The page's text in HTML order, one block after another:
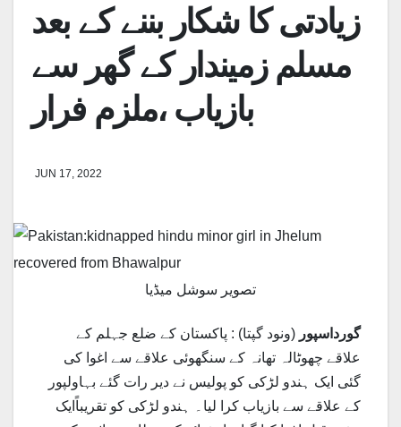
زیادتی کا شکار بننے کے بعد
مسلم زمیندار کے گھر سے
بازیاب ،ملزم فرار
JUN 17, 2022
تصویر سوشل میڈیا
گورداسپور (ونود گپتا) : پاکستان کے ضلع جہلم کے
علاقے چھوٹالہ تھانہ کے سنگھوئی علاقے سے اغوا کی
گئی ایک ہندو لڑکی کو پولیس نے دیر رات گئے بہاولپور
کے علاقے سے بازیاب کرا لیا۔ ہندو لڑکی کو تقریباًایک